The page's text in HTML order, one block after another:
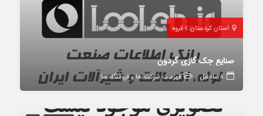
استان کردستان قروه
صنایع جک گازی گردون
8 ماه قبل فهرست شرکت ها و فروشگاه ها